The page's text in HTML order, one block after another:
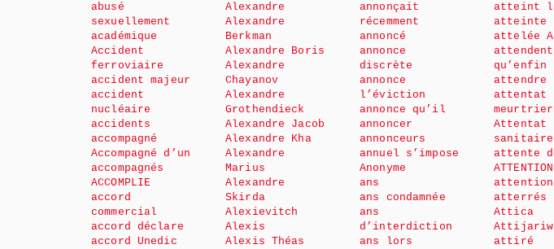
abusé
sexuellement
académique
Accident
ferroviaire
accident majeur
accident
nucléaire
accidents
accompagné
Accompagné d’un
accompagnés
ACCOMPLIE
accord
commercial
accord déclare
accord Unedic
Alexandre
Alexandre
Berkman
Alexandre Boris
Alexandre
Chayanov
Alexandre
Grothendieck
Alexandre Jacob
Alexandre Kha
Alexandre
Marius
Alexandre
Skirda
Alexievitch
Alexis
Alexis Théas
annonçait
récemment
annoncé
annonce
discrète
annonce
l’éviction
annonce qu’il
annoncer
annonceurs
annuel s’impose
Anonyme
ans
ans condamnée
ans
d’interdiction
ans lors
atteint
atteinte
attelée
attendent
qu’enfin
attendre
attentat
meurtrier
Attentat
sanitaire
attente
ATTENTION
atterrés
Attica
attiré